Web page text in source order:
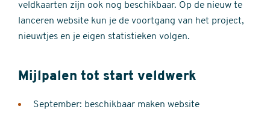
veldkaarten zijn ook nog beschikbaar. Op de nieuw te
lanceren website kun je de voortgang van het project,
nieuwtjes en je eigen statistieken volgen.
Mijlpalen tot start veldwerk
September: beschikbaar maken website